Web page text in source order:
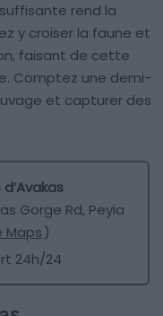
rend la
y croiser la faune et
faisant de cette
Comptez une demi-
et capturer des
Gorge Rd, Peyia
Maps)
24h/24